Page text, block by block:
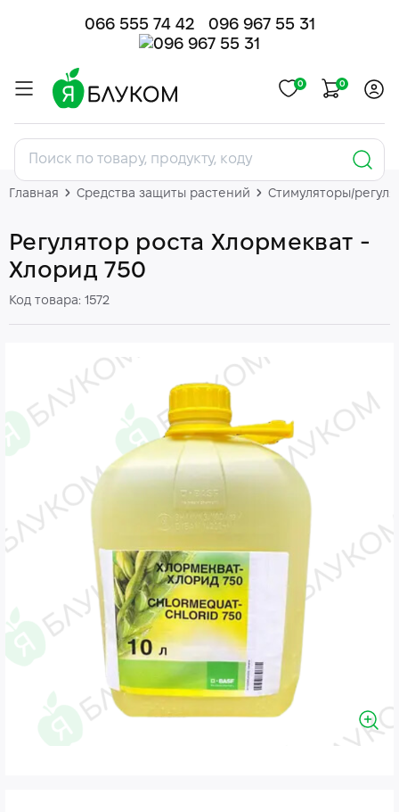
066 555 74 42 096 967 55 31
0 0
Главная Средства защиты растений Стимуляторы/
Регулятор роста Хлормекват -
Хлорид 750
Код товара: 1572